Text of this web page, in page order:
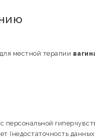
местной терапии
персональной
(недостаточность